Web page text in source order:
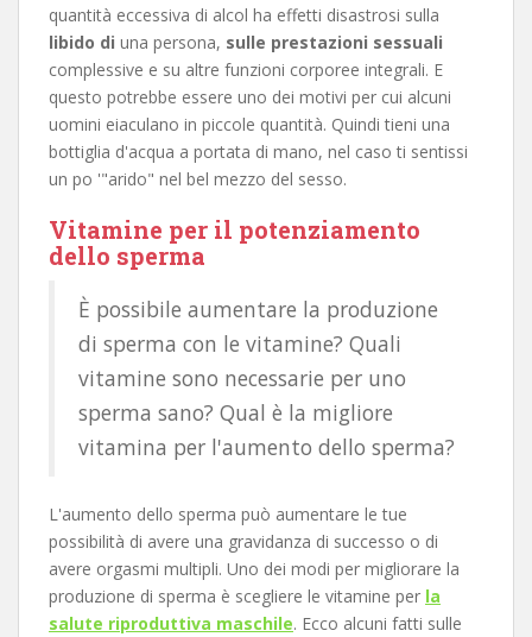
quantità eccessiva di alcol ha effetti disastrosi sulla
libido di una persona, sulle prestazioni sessuali
complessive e su altre funzioni corporee integrali. E
questo potrebbe essere uno dei motivi per cui alcuni
uomini eiaculano in piccole quantità. Quindi tieni una
bottiglia d'acqua a portata di mano, nel caso ti sentissi
un po '"arido" nel bel mezzo del sesso.
Vitamine per il potenziamento
dello sperma
È possibile aumentare la produzione
di sperma con le vitamine? Quali
vitamine sono necessarie per uno
sperma sano? Qual è la migliore
vitamina per l'aumento dello sperma?
L'aumento dello sperma può aumentare le tue
possibilità di avere una gravidanza di successo o di
avere orgasmi multipli. Uno dei modi per migliorare la
produzione di sperma è scegliere le vitamine per la
salute riproduttiva maschile. Ecco alcuni fatti sulle